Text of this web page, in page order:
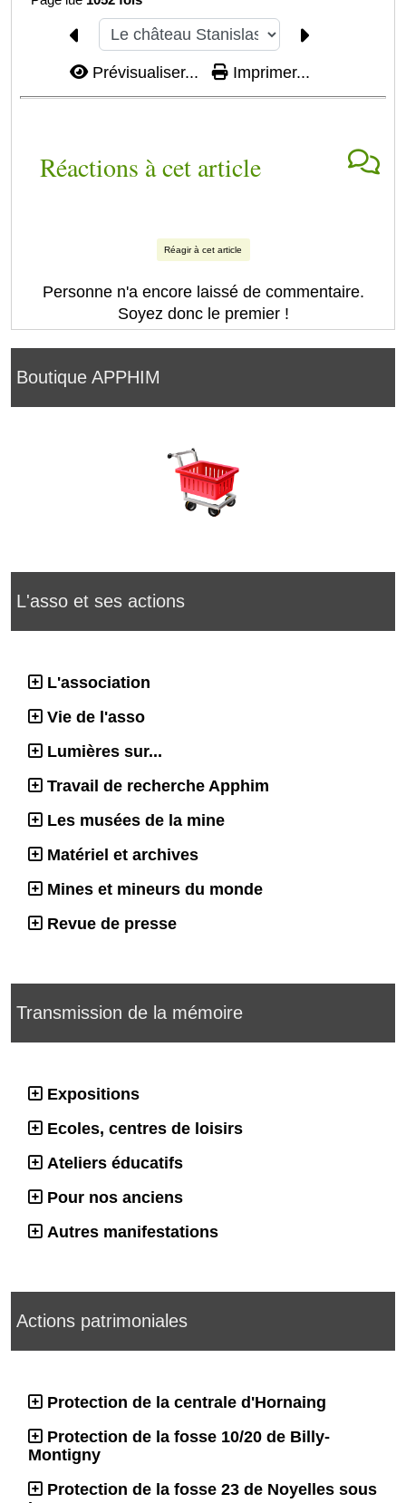
Boutique APPHIM
L'asso et ses actions
L'association
Vie de l'asso
Lumières sur...
Travail de recherche Apphim
Les musées de la mine
Matériel et archives
Mines et mineurs du monde
Revue de presse
Transmission de la mémoire
Expositions
Ecoles, centres de loisirs
Ateliers éducatifs
Pour nos anciens
Autres manifestations
Actions patrimoniales
Protection de la centrale d'Hornaing
Protection de la fosse 10/20 de Billy-
Montigny
Protection de la fosse 23 de Noyelles sous
Prévisualiser... Imprimer...
Réactions à cet article
Réagir à cet article
Personne n'a encore laissé de commentaire.
Soyez donc le premier !